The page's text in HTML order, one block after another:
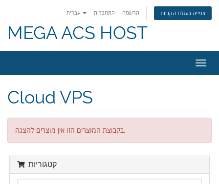
התחברות הרשמה צפייה בעגלת הקניות
MEGA ACS HOST
ניווט
Cloud VPS
בקבוצת המוצרים הזו אין מוצרים להצגה.
קטגוריות